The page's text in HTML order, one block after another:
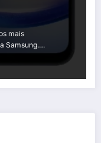
mais
Samsung.…